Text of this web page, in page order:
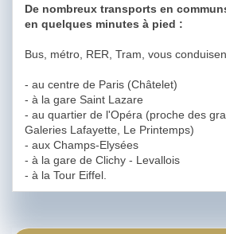
De nombreux transports en
en quelques minutes à pied :
Bus, métro, RER, Tram, vous
- au centre de Paris (Châtelet)
- à la gare Saint Lazare
- au quartier de l'Opéra (proche des
Galeries Lafayette, Le Printemps)
- aux Champs-Elysées
- à la gare de Clichy - Levallois
- à la Tour Eiffel.